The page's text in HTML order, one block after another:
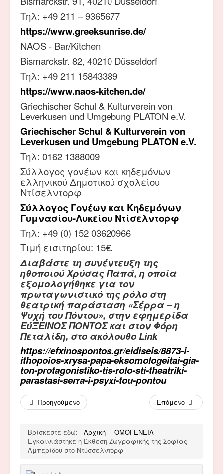
Τηλ: +49 211 – 9365677
https://www.greeksunrise.de/
NΑΟS - Bar/Kitchen
Bismarckstr. 82, 40210 Düsseldorf
Τηλ: +49 211 15843389
https://www.naos-kitchen.de/
Griechischer Schul & Kulturverein von
Leverkusen und Umgebung PLATON e.V.
Griechischer Schul & Kulturverein von
Leverkusen und Umgebung PLATON e.V.
Τηλ: 0162 1388009
Σύλλογος γονέων και κηδεμόνων
ελληνικού Δημοτικού σχολείου
Ντίσελντορφ
Σύλλογος Γονέων και Κηδεμόνων
Γυμνασίου-Λυκείου Ντίσελντορφ
Τηλ: +49 (0) 152 03620966
Τιμή εισιτηρίου: 15€.
Διαβάστε τη συνέντευξη της
ηθοποιού Χρύσας Παπά, η οποία
εξομολογήθηκε για τον
πρωταγωνιστικό της ρόλο στη
θεατρική παράσταση «Σέρρα – η
Ψυχή του Πόντου», στην εφημερίδα
ΕύΞΕΙΝΟΣ ΠΟΝΤΟΣ και στον Φόρη
Πεταλίδη, στο ακόλουθο Link
https://efxinospontos.gr/eidiseis/8873-i-
ithopoios-xrysa-papa-eksomologeitai-gia-
ton-protagonistiko-tis-rolo-sti-theatriki-
parastasi-serra-i-psyxi-tou-pontou
Προηγούμενο Επόμενο
Βρίσκεστε εδώ: Αρχική
ΟΜΟΓΕΝΕΙΑ
Εγκαινιάστηκε η Έκθεση Ζωγραφικής της Σοφίας
Αμπερίδου στο Ντύσσελντορφ